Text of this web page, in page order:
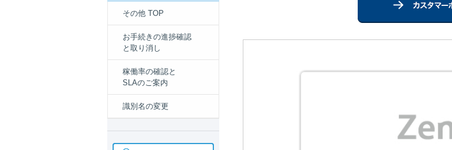
その他 TOP
お手続きの進捗確認
と取り消し
稼働率の確認と
SLAのご案内
識別名の変更